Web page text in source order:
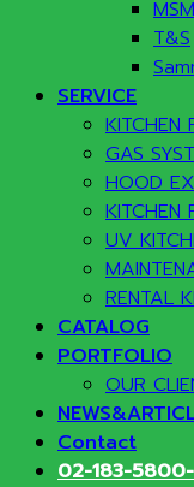
MSM
T&S
SERVICE
KITCHEN
GAS
HOOD
KITCHEN
UV
RENTAL
CATALOG
PORTFOLIO
OUR
Contact
02-183-